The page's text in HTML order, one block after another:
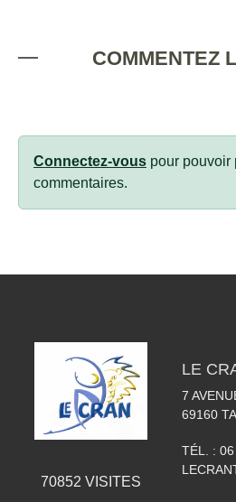
COMMENTEZ
Connectez-vous pour pouvoir
commentaires.
70852 VISITES
LE
7
69160
TÉL. :